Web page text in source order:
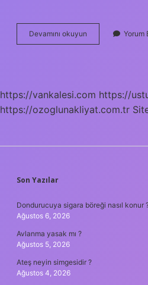
Devamını okuyun
Kodlama
Yorum
https://vankalesi.com https://
https://ozoglunakliyat.com.tr
SIDEBAR
Son Yazılar
Dondurucuya sigara böreği nasıl konur
Ağustos 6, 2026
Avlanma yasak mı ?
Ağustos 5, 2026
Ateş neyin simgesidir ?
Ağustos 4, 2026